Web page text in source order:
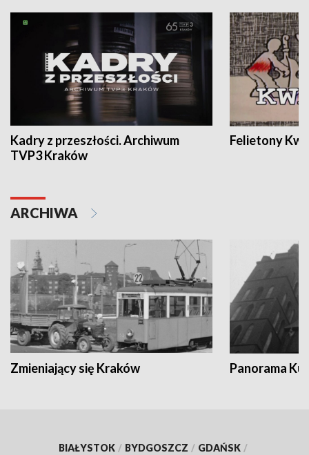
Kadry z przeszłości. Archiwum
TVP3 Kraków
Felietony
ARCHIWA
Zmieniający się Kraków Panorama
BIAŁYSTOK / BYDGOSZCZ / GDAŃSK /